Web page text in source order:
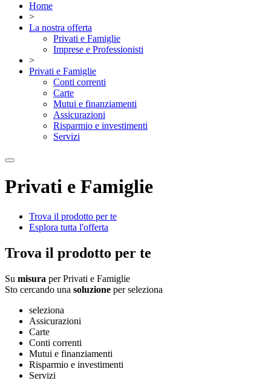
Home
>
La nostra offerta
Privati e Famiglie
Imprese e Professionisti
>
Privati e Famiglie
Conti correnti
Carte
Mutui e finanziamenti
Assicurazioni
Risparmio e investimenti
Servizi
Privati e Famiglie
Trova il prodotto per te
Esplora tutta l'offerta
Trova il prodotto per te
Su misura perPrivati e Famiglie
Sto cercando una soluzione perseleziona
seleziona
Assicurazioni
Carte
Conti correnti
Mutui e finanziamenti
Risparmio e investimenti
Servizi